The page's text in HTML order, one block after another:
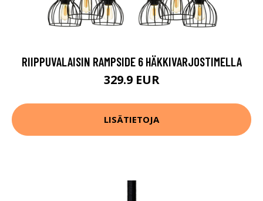
RIIPPUVALAISIN RAMPSIDE 6 HÄKKIVARJOSTIMELLA
329.9 EUR
LISÄTIETOJA